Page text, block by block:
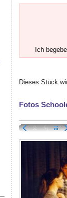
Ich
Dieses Stück
Fotos